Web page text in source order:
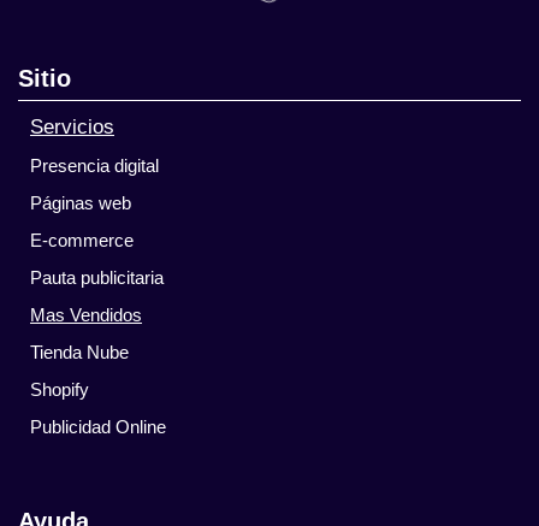
Sitio
Servicios
Presencia digital
Páginas web
E-commerce
Pauta publicitaria
Mas Vendidos
Tienda Nube
Shopify
Publicidad Online